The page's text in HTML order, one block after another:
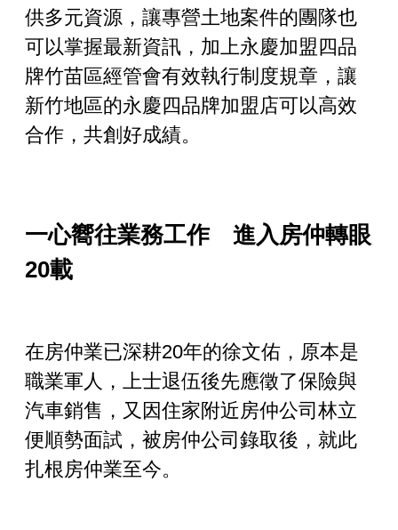
供多元資源，讓專營土地案件的團隊也
可以掌握最新資訊，加上永慶加盟四品
牌竹苗區經管會有效執行制度規章，讓
新竹地區的永慶四品牌加盟店可以高效
合作，共創好成績。
一心嚮往業務工作 進入房仲轉眼
20載
在房仲業已深耕20年的徐文佑，原本是
職業軍人，上士退伍後先應徵了保險與
汽車銷售，又因住家附近房仲公司林立
便順勢面試，被房仲公司錄取後，就此
扎根房仲業至今。